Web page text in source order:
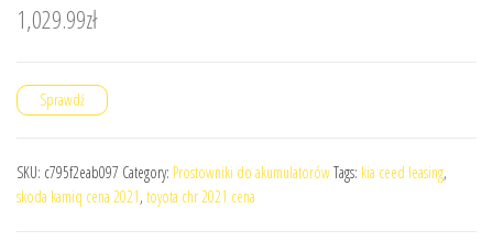
1,029.99zł
Sprawdź
SKU: c795f2eab097 Category: Prostowniki do akumulatorówTags: kia ceed leasing,
skoda kamiq cena 2021, toyota chr 2021 cena